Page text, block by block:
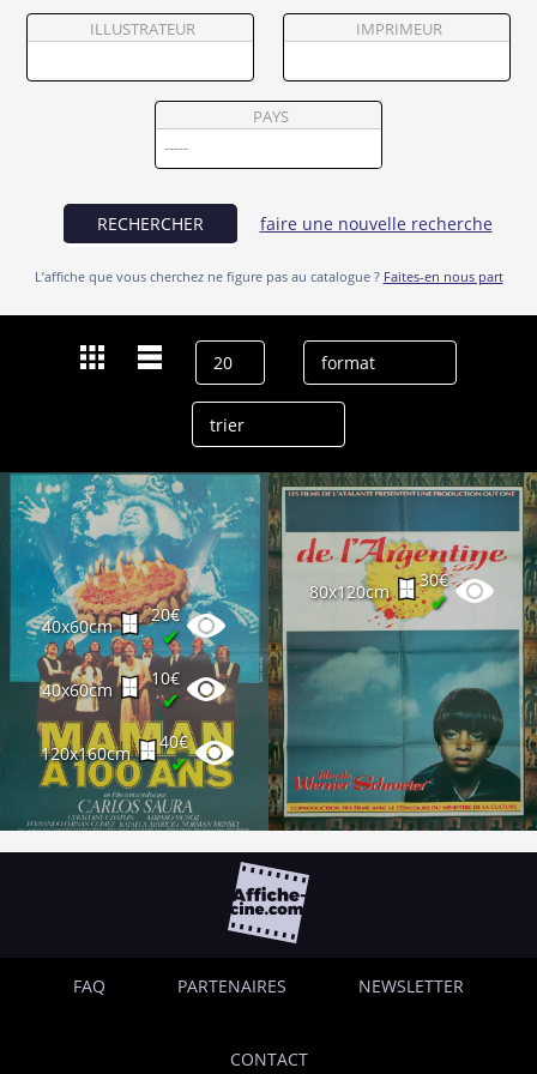
Vendre
ILLUSTRATEUR IMPRIMEUR
PAYS
RECHERCHER faire une nouvelle recherche
L’affiche que vous cherchez ne figure pas au catalogue ? Faites-en nous part
40x60cm
20€
✔
40x60cm
10€
✔
120x160cm
40€
✔
80x120cm
30€
✔
FAQ PARTENAIRES NEWSLETTER
CONTACT